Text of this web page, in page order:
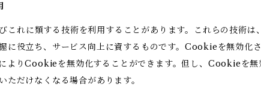
これに類する技術を利用することがあります。これらの技術は
に役立ち、サービス向上に資するものです。Cookieを無効化
よりCookieを無効化することができます。但し、Cookieを無
だけなくなる場合があります。